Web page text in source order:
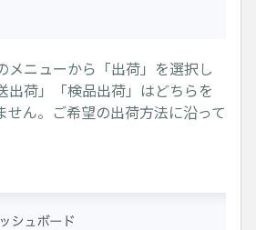
ニューから「出荷」を選択し
出荷」「検品出荷」はどちらを
せん。ご希望の出荷方法に沿って